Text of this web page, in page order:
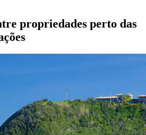
propriedades perto das